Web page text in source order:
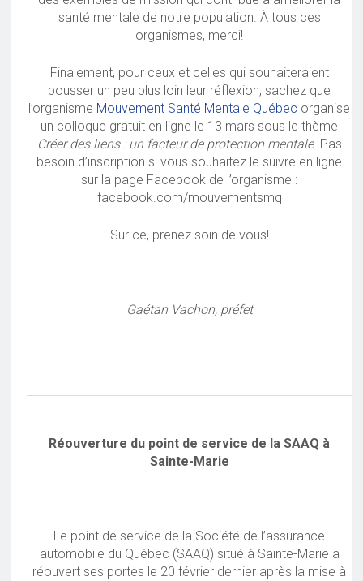
santé mentale de notre population. À tous ces
organismes, merci!
Finalement, pour ceux et celles qui souhaiteraient
pousser un peu plus loin leur réflexion, sachez que
l’organisme Mouvement Santé Mentale Québec organise
un colloque gratuit en ligne le 13 mars sous le thème
Créer des liens : un facteur de protection mentale. Pas
besoin d’inscription si vous souhaitez le suivre en ligne
sur la page Facebook de l’organisme :
facebook.com/mouvementsmq
Sur ce, prenez soin de vous!
Gaétan Vachon, préfet
Réouverture du point de service de la SAAQ à
Sainte-Marie
Le point de service de la Société de l’assurance
automobile du Québec (SAAQ) situé à Sainte-Marie a
réouvert ses portes le 20 février dernier après la mise à